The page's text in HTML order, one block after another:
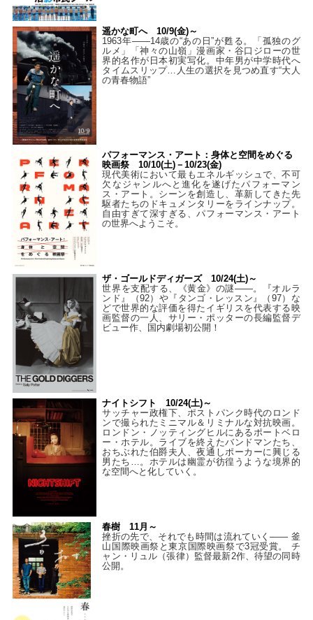
遥かな町へ 10/9(金)～
1963年――14歳の“あの日”が甦る。「孤独のグ
ルメ」「神々の山嶺」漫画家・谷口ジローの世
界的名作が日本初実写化。中年男が中学時代へ
タイムスリップ…人生の選択を見つめ直す“大人
の青春物語”
パフォーマンス・アート：身体と空間をめぐる
映画祭 10/10(土)－10/23(金)
現代美術において最もエネルギッシュで、不可
欠なジャンルへと進化を遂げたパフォーマン
ス・アート。シーンを創造し、革新してきた先
駆者たちのドキュメンタリーをラインナップ。
自由すぎて深すぎる、パフォーマンス・アート
の世界へようこそ。
ザ・ゴールドディガーズ 10/24(土)～
世界を支配する、《黄金》の謎――。『オルラ
ンド』（92）や『タンゴ・レッスン』（97）な
どで世界的な評価を得たイギリスを代表する映
画監督の一人、サリー・ポッターの長編監督デ
ビュー作、国内劇場初公開！
ナイトシフト 10/24(土)～
サッチャー政権下、ポストパンク時代のロンド
ンで撮られたミニマル＆リミナルな対抗映画。
ロンドン・ノッティングヒルにあるポートベロ
ー・ホテル。ライブを終えたバンドマンたち、
おちぶれた伯爵夫人、夜通しポーカーに興じる
男たち…。ホテルは幽霊が彷徨うような境界的
な空間へと化していく。
春樹 11月～
挫折の先で、それでも時間は流れていく—— 釜
山国際映画祭と東京国際映画祭で3冠受賞。 チ
ャン・リュル（張律）監督最新2作、待望の同時
公開。